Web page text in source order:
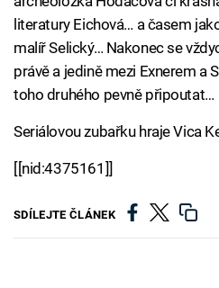
Sledujte nás
literatury Eichová… a časem
malíř Selický… Nakonec se
právě a jedině mezi Exnerem a
toho druhého pevně připoutat…
Seriálovou zubařku hraje Vica
[[nid:4375161]]
SDÍLEJTE ČLÁNEK